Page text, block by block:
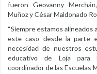
fueron Geovanny
Muñoz y César Maldonado
“Siempre estamos
este caso desde la parte
necesidad de nuestros
educativo de Loja para
coordinador de las Escuelas